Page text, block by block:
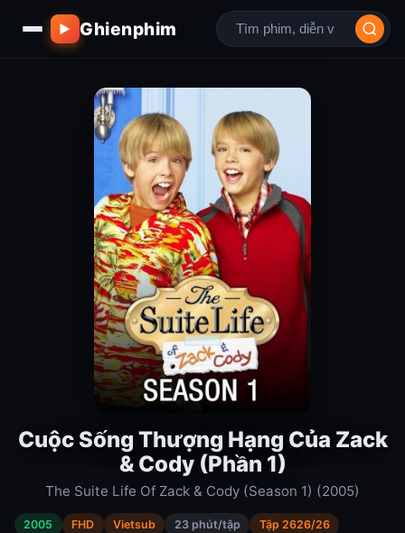
▶ Ghienphim
Cuộc Sống Thượng Hạng Của Zack
& Cody (Phần 1)
The Suite Life Of Zack & Cody (Season 1) (2005)
2005 FHD Vietsub 23 phút/tập Tập 2626/26